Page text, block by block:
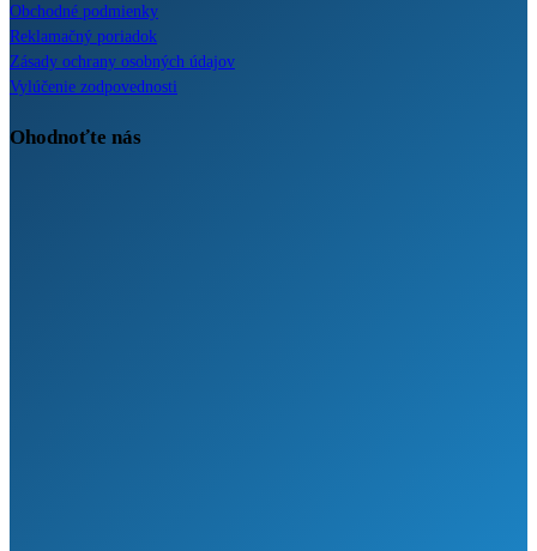
Obchodné podmienky
Reklamačný poriadok
Zásady ochrany osobných údajov
Vylúčenie zodpovednosti
Ohodnoťte nás